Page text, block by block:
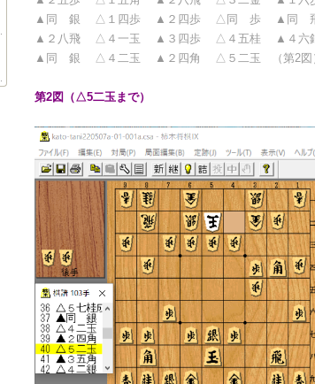
▲同 銀 △１四歩 ▲２四歩 △同 歩 ▲同
▲２八飛 △４一玉 ▲３四歩 △４五桂 ▲４六
▲同 銀 △４二玉 ▲２四角 △５二玉 （第2図
第2図（△5二玉まで）